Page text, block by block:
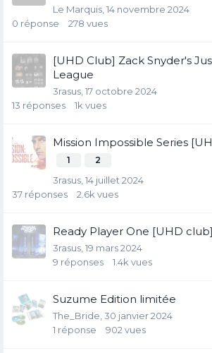
Le Marquis 14 novembre 2024
0 réponse 278 vues
[UHD Club] Zack Snyder's
League
3rasus 17 octobre 2024
13 réponses 1k vues
Mission Impossible Series
1 2
3rasus 14 juillet 2024
37 réponses 2.6k vues
Ready Player One [UHD club]
3rasus 19 mars 2024
9 réponses 1.4k vues
Suzume Edition limitée
The_Bride 30 janvier 2024
1 réponse 902 vues